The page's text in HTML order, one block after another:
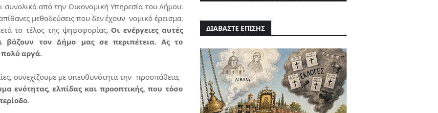
από την Οικονομική Υπηρεσία του Δήμου.
μεθοδεύσεις που δεν έχουν νομικό έρεισμα,
το τέλος της ψηφοφορίας. Οι ενέργειες αυτές
βάζουν τον Δήμο μας σε περιπέτεια. Ας το
πολύ αργά.
συνεχίζουμε με υπευθυνότητα την προσπάθεια,
ενότητας, ελπίδας και προοπτικής, που τόσο
ΔΙΑΒΑΣΤΕ ΕΠΙΣΗΣ